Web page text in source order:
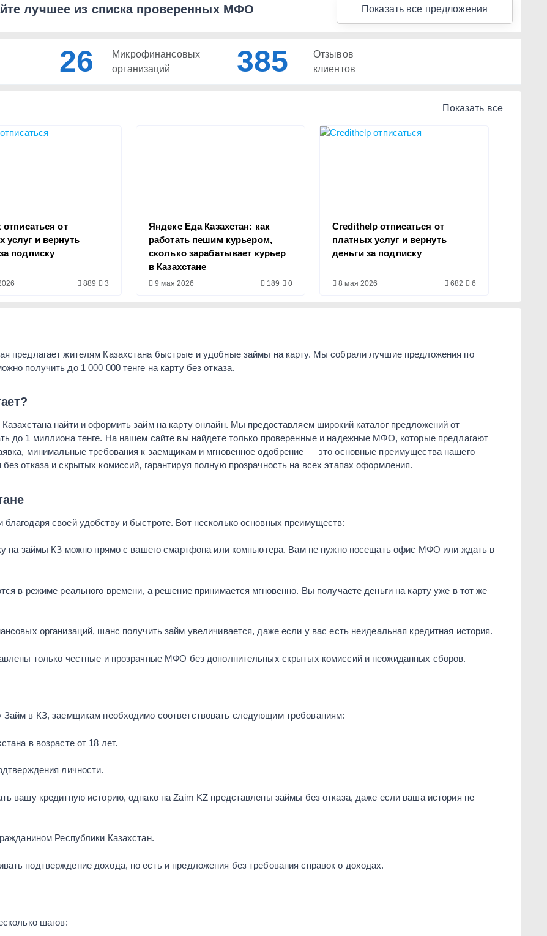
лучшее из списка проверенных МФО Показать все предложения
26
Микрофинансовых
организаций
385
Отзывов
клиентов
Показать все
отписаться от
услуг и вернуть
подписку
889 3
Яндекс Еда Казахстан: как
работать пешим курьером,
сколько зарабатывает курьер
в Казахстане
9 мая 2026 189 0
Credithelp отписаться от
платных услуг и вернуть
деньги за подписку
8 мая 2026 682 6
предлагает жителям Казахстана быстрые и удобные займы на карту. Мы собрали лучшие предложения по
получить до 1 000 000 тенге на карту без отказа.
найти и оформить займ на карту онлайн. Мы предоставляем широкий каталог предложений от
до 1 миллиона тенге. На нашем сайте вы найдете только проверенные и надежные МФО, которые предлагают
минимальные требования к заемщикам и мгновенное одобрение — это основные преимущества нашего
отказа и скрытых комиссий, гарантируя полную прозрачность на всех этапах оформления.
своей удобству и быстроте. Вот несколько основных преимуществ:
на займы КЗ можно прямо с вашего смартфона или компьютера. Вам не нужно посещать офис МФО или ждать в
в режиме реального времени, а решение принимается мгновенно. Вы получаете деньги на карту уже в тот же
организаций, шанс получить займ увеличивается, даже если у вас есть неидеальная кредитная история.
только честные и прозрачные МФО без дополнительных скрытых комиссий и неожиданных сборов.
в КЗ, заемщикам необходимо соответствовать следующим требованиям:
в возрасте от 18 лет.
личности.
вашу кредитную историю, однако на Zaim KZ представлены займы без отказа, даже если ваша история не
Республики Казахстан.
подтверждение дохода, но есть и предложения без требования справок о доходах.
шагов: